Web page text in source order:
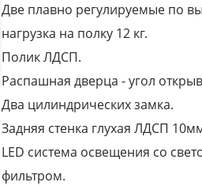
Две плавно регулируемые по
нагрузка на полку 12 кг.
Полик ЛДСП.
Распашная дверца - угол
Два цилиндрических замка.
Задняя стенка глухая ЛДСП
LED система освещения со
фильтром.